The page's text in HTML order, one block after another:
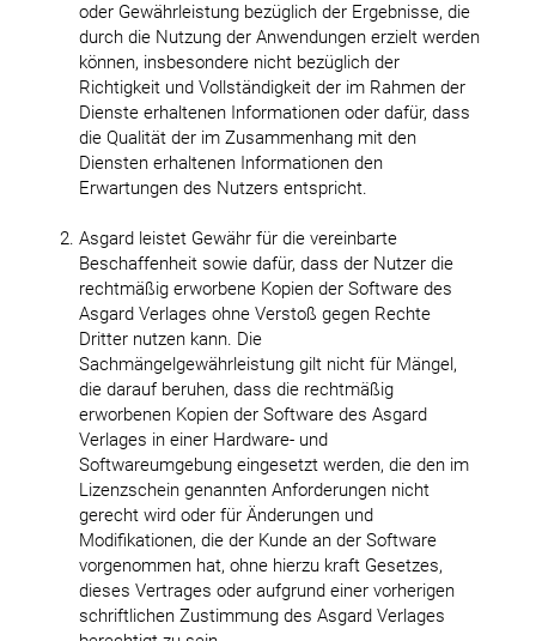
oder Gewährleistung bezüglich der Ergebnisse, die
durch die Nutzung der Anwendungen erzielt werden
können, insbesondere nicht bezüglich der
Richtigkeit und Vollständigkeit der im Rahmen der
Dienste erhaltenen Informationen oder dafür, dass
die Qualität der im Zusammenhang mit den
Diensten erhaltenen Informationen den
Erwartungen des Nutzers entspricht.
Asgard leistet Gewähr für die vereinbarte
Beschaffenheit sowie dafür, dass der Nutzer die
rechtmäßig erworbene Kopien der Software des
Asgard Verlages ohne Verstoß gegen Rechte
Dritter nutzen kann. Die
Sachmängelgewährleistung gilt nicht für Mängel,
die darauf beruhen, dass die rechtmäßig
erworbenen Kopien der Software des Asgard
Verlages in einer Hardware- und
Softwareumgebung eingesetzt werden, die den im
Lizenzschein genannten Anforderungen nicht
gerecht wird oder für Änderungen und
Modifikationen, die der Kunde an der Software
vorgenommen hat, ohne hierzu kraft Gesetzes,
dieses Vertrages oder aufgrund einer vorherigen
schriftlichen Zustimmung des Asgard Verlages